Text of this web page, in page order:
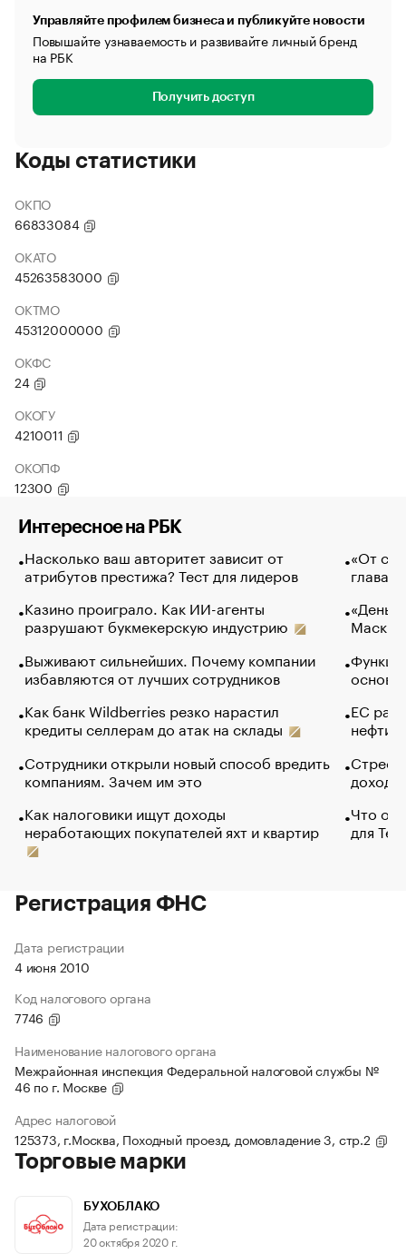
Управляйте профилем бизнеса и публикуйте новости
Повышайте узнаваемость и развивайте личный бренд
на РБК
Получить доступ
Коды статистики
ОКПО
66833084
ОКАТО
45263583000
ОКТМО
45312000000
ОКФС
24
ОКОГУ
4210011
ОКОПФ
12300
Интересное на РБК
Насколько ваш авторитет зависит от
атрибутов престижа? Тест для лидеров
Казино проиграло. Как ИИ-агенты
разрушают букмекерскую индустрию
Выживают сильнейших. Почему компании
избавляются от лучших сотрудников
Как банк Wildberries резко нарастил
кредиты селлерам до атак на склады
Сотрудники открыли новый способ вредить
компаниям. Зачем им это
Как налоговики ищут доходы
неработающих покупателей яхт и квартир
«От
глава
Маск в
основ
ЕС
нефти
Что
для
Регистрация ФНС
Дата регистрации
4 июня 2010
Код налогового органа
7746
Наименование налогового органа
Межрайонная инспекция Федеральной налоговой службы №
46 по г. Москве
Адрес налоговой
125373, г.Москва, Походный проезд, домовладение 3, стр.2
Торговые марки
БУХОБЛАКО
Дата регистрации:
20 октября 2020 г.